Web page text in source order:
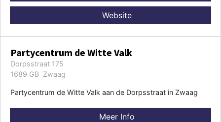
Website
Partycentrum de Witte Valk
Dorpsstraat 175
1689 GB Zwaag
Partycentrum de Witte Valk aan de Dorpsstraat in Zwaag
Meer Info